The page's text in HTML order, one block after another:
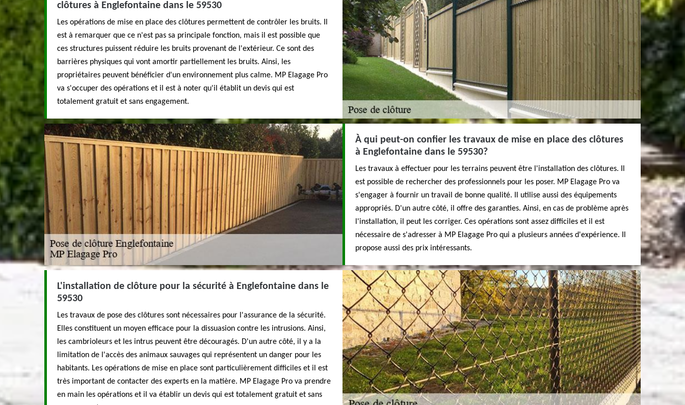
clôtures à Englefontaine dans le 59530
Les opérations de mise en place des clôtures permettent de contrôler les bruits. Il
est à remarquer que ce n'est pas sa principale fonction, mais il est possible que
ces structures puissent réduire les bruits provenant de l'extérieur. Ce sont des
barrières physiques qui vont amortir partiellement les bruits. Ainsi, les
propriétaires peuvent bénéficier d'un environnement plus calme. MP Elagage Pro
va s'occuper des opérations et il est à noter qu'il établit un devis qui est
totalement gratuit et sans engagement.
À qui peut-on confier les travaux de mise en place des clôtures
à Englefontaine dans le 59530?
Les travaux à effectuer pour les terrains peuvent être l'installation des clôtures. Il
est possible de rechercher des professionnels pour les poser. MP Elagage Pro va
s'engager à fournir un travail de bonne qualité. Il utilise aussi des équipements
appropriés. D'un autre côté, il offre des garanties. Ainsi, en cas de problème après
l'installation, il peut les corriger. Ces opérations sont assez difficiles et il est
nécessaire de s'adresser à MP Elagage Pro qui a plusieurs années d'expérience. Il
propose aussi des prix intéressants.
L'installation de clôture pour la sécurité à Englefontaine dans le
59530
Les travaux de pose des clôtures sont nécessaires pour l'assurance de la sécurité.
Elles constituent un moyen efficace pour la dissuasion contre les intrusions. Ainsi,
les cambrioleurs et les intrus peuvent être découragés. D'un autre côté, il y a la
limitation de l'accès des animaux sauvages qui représentent un danger pour les
habitants. Les opérations de mise en place sont particulièrement difficiles et il est
très important de contacter des experts en la matière. MP Elagage Pro va prendre
en main les opérations et il va établir un devis qui est totalement gratuit et sans